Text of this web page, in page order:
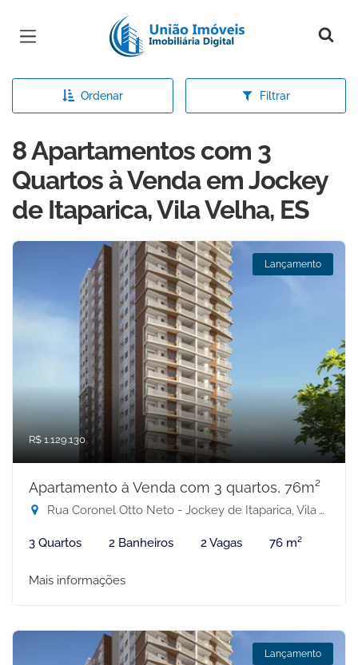
Página inicial
Ordenar Filtrar
8 Apartamentos com 3
Quartos à Venda em Jockey
de Itaparica, Vila Velha, ES
Lançamento
R$ 1.129.130
Apartamento à Venda com 3 quartos, 76m²
Rua Coronel Otto Neto - Jockey de Itaparica, Vila Velha-ES
3 Quartos 2 Banheiros 2 Vagas 76 m²
Mais informações
Lançamento